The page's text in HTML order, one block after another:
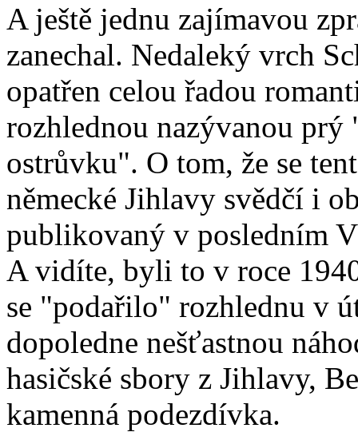
A ještě jednu zajímavou
zanechal. Nedaleký vrch
opatřen celou řadou
rozhlednou nazývanou
ostrůvku". O tom, že se
německé Jihlavy svědčí i
publikovaný v posledním
A vidíte, byli to v roce
se "podařilo" rozhlednu v
dopoledne nešťastnou
hasičské sbory z Jihlavy,
kamenná podezdívka.